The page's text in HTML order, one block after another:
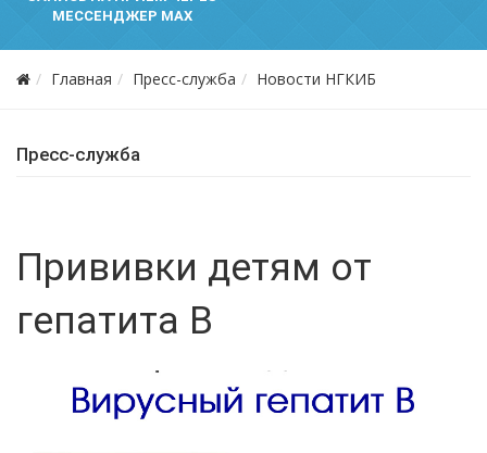
МЕССЕНДЖЕР MAX
Главная Пресс-служба Новости НГКИБ
Пресс-служба
Прививки детям от
гепатита В